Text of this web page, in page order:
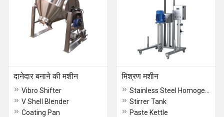
दानेदार बनाने की मशीन
Vibro Shifter
V Shell Blender
Coating Pan
मिश्रण मशीन
Stirrer Tank
Paste Kettle